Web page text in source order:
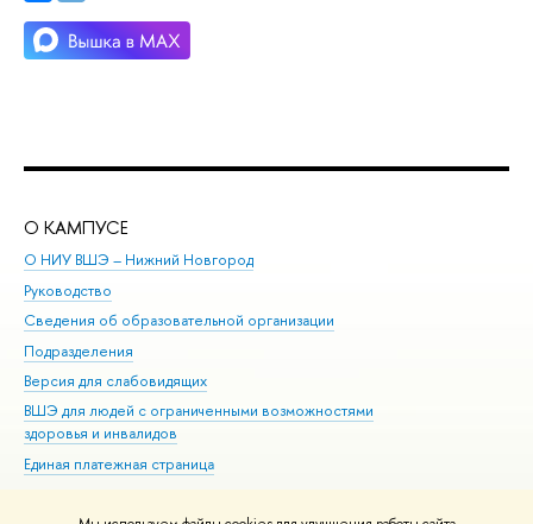
О КАМПУСЕ
О НИУ ВШЭ – Нижний Новгород
Руководство
Сведения об образовательной организации
Подразделения
Версия для слабовидящих
ВШЭ для людей с ограниченными возможностями
здоровья и инвалидов
Единая платежная страница